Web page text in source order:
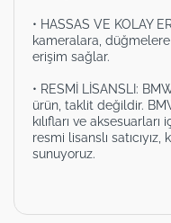
• HASSAS VE KOLAY
kameralara,
erişim sağlar.
• RESMİ LİSANSLI:
ürün, taklit değildir.
kılıfları ve
resmi lisanslı
sunuyoruz.